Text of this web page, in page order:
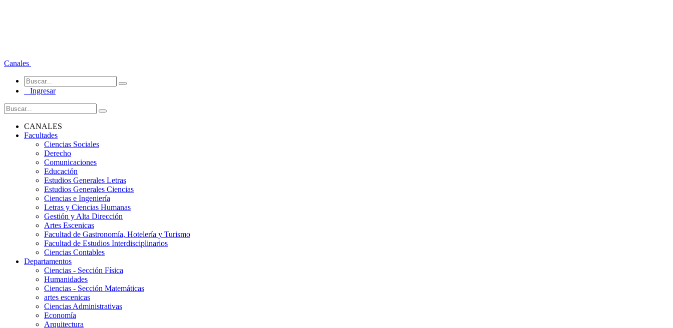
Canales
Ingresar
CANALES
Facultades
Ciencias Sociales
Derecho
Comunicaciones
Educación
Estudios Generales Letras
Estudios Generales Ciencias
Ciencias e Ingeniería
Letras y Ciencias Humanas
Gestión y Alta Dirección
Artes Escenicas
Facultad de Gastronomía, Hotelería y Turismo
Facultad de Estudios Interdisciplinarios
Ciencias Contables
Departamentos
Ciencias - Sección Física
Humanidades
Ciencias - Sección Matemáticas
artes escenicas
Ciencias Administrativas
Economía
Arquitectura